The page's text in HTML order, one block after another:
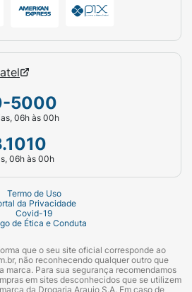
5000
06h às 00h
06h às 00h
Termo de Uso
da Privacidade
Covid-19
de Ética e Conduta
que o seu site oficial corresponde ao
não reconhecendo qualquer outro que
marca. Para sua segurança recomendamos
em sites desconhecidos que se utilizem
da Drogaria Araujo S.A. Em caso de